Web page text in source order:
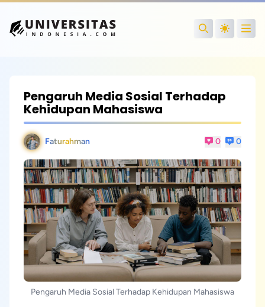
Search
Pengaruh Media Sosial Terhadap
Kehidupan Mahasiswa
Faturahman 0 0
Pengaruh Media Sosial Terhadap Kehidupan Mahasiswa